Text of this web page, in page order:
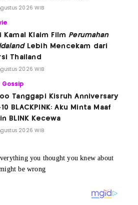
2026 WIB
Kamal Klaim Film Perumahan
Lebih Mencekam dari
Thailand
2026 WIB
Gossip
Tanggapi Kisruh Anniversary
BLACKPINK: Aku Minta Maaf
BLINK Kecewa
2026 WIB